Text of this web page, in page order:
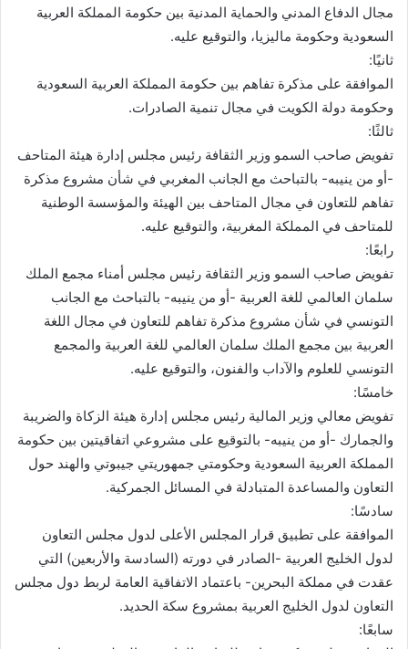
مجال الدفاع المدني والحماية المدنية بين حكومة المملكة العربية
السعودية وحكومة ماليزيا، والتوقيع عليه.
ثانيًا:
الموافقة على مذكرة تفاهم بين حكومة المملكة العربية السعودية
وحكومة دولة الكويت في مجال تنمية الصادرات.
ثالثًا:
تفويض صاحب السمو وزير الثقافة رئيس مجلس إدارة هيئة المتاحف
-أو من ينيبه- بالتباحث مع الجانب المغربي في شأن مشروع مذكرة
تفاهم للتعاون في مجال المتاحف بين الهيئة والمؤسسة الوطنية
للمتاحف في المملكة المغربية، والتوقيع عليه.
رابعًا:
تفويض صاحب السمو وزير الثقافة رئيس مجلس أمناء مجمع الملك
سلمان العالمي للغة العربية -أو من ينيبه- بالتباحث مع الجانب
التونسي في شأن مشروع مذكرة تفاهم للتعاون في مجال اللغة
العربية بين مجمع الملك سلمان العالمي للغة العربية والمجمع
التونسي للعلوم والآداب والفنون، والتوقيع عليه.
خامسًا:
تفويض معالي وزير المالية رئيس مجلس إدارة هيئة الزكاة والضريبة
والجمارك -أو من ينيبه- بالتوقيع على مشروعي اتفاقيتين بين حكومة
المملكة العربية السعودية وحكومتي جمهوريتي جيبوتي والهند حول
التعاون والمساعدة المتبادلة في المسائل الجمركية.
سادسًا:
الموافقة على تطبيق قرار المجلس الأعلى لدول مجلس التعاون
لدول الخليج العربية -الصادر في دورته (السادسة والأربعين) التي
عقدت في مملكة البحرين- باعتماد الاتفاقية العامة لربط دول مجلس
التعاون لدول الخليج العربية بمشروع سكة الحديد.
سابعًا: